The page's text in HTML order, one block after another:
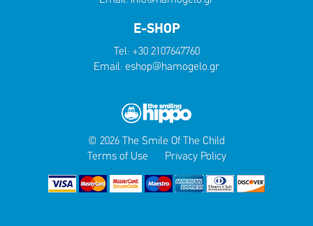
E-SHOP
Tel: +30 2107647760
Email: eshop@hamogelo.gr
© 2026 The Smile Of The Child
Terms of Use
Privacy Policy